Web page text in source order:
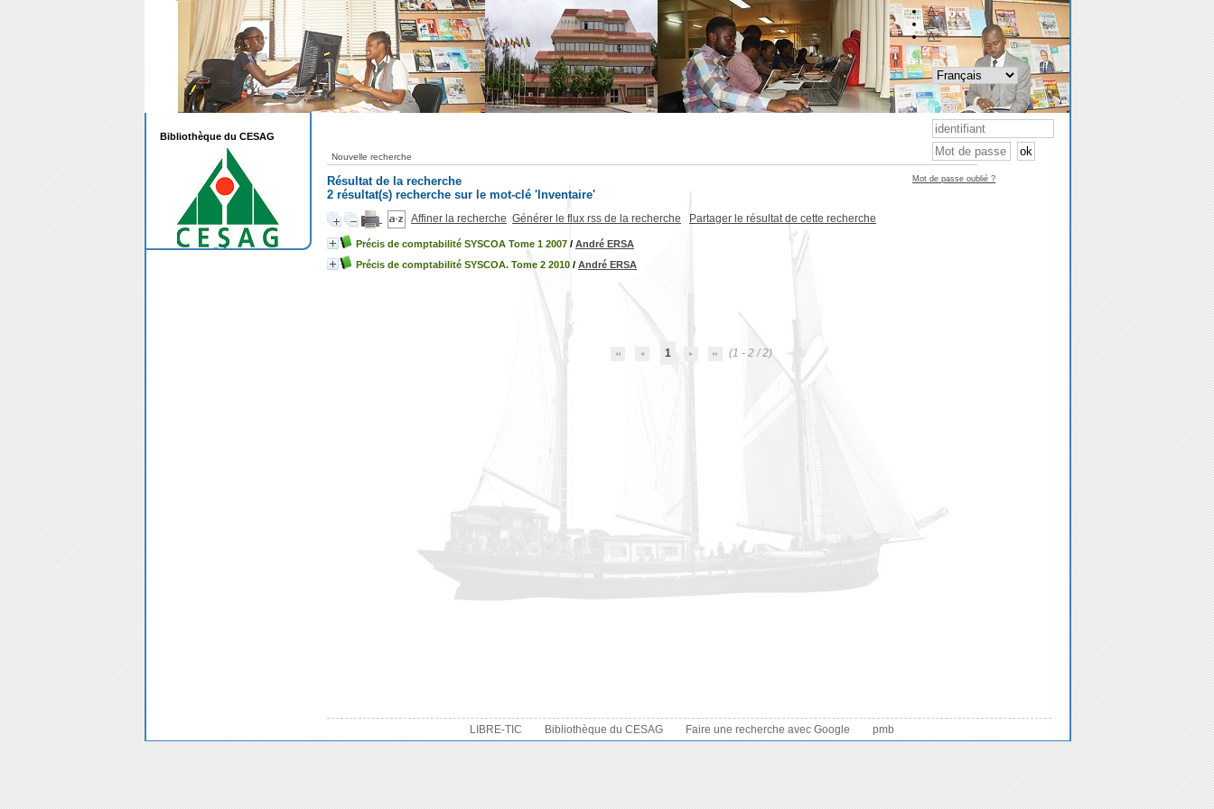
Nouvelle recherche
Résultat de la recherche
2 résultat(s) recherche sur le mot-clé 'Inventaire'
Affiner la recherche Générer le flux rss de la recherche Partager le résultat de cette recherche
Précis de comptabilité SYSCOA Tome 1 2007 / André ERSA
Précis de comptabilité SYSCOA. Tome 2 2010 / André ERSA
1 (1 - 2 / 2)
LIBRE-TIC Bibliothèque du CESAG Faire une recherche avec Google pmb
Bibliothèque du CESAG
A-
A
A+
Mot de passe oublié ?